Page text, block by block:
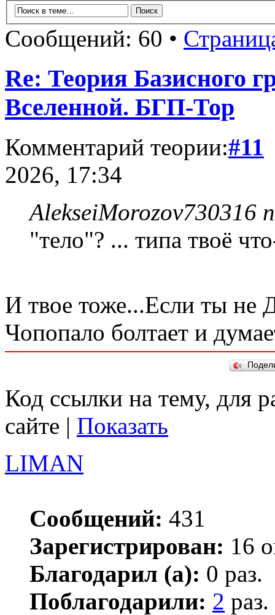
Сообщений: 60 •
Re: Теория Базисного
Вселенной. БГП-Тор
Комментарий теории:#11
2026, 17:34
AlekseiMorozov730316
"тело"? ... типа твоё
И твое тоже...Если ты не
Чопопало болтает и
Код ссылки на тему, для
сайте | Показать
LIMAN
Сообщений: 431
Зарегистрирован: 16
Благодарил (а): 0 раз.
Поблагодарили: 2 раз.